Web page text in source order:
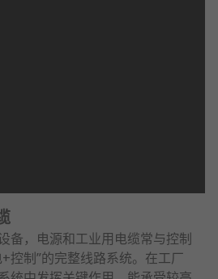
备，电源和工业用电缆常与控制
控制”的完整线路系统。在工厂